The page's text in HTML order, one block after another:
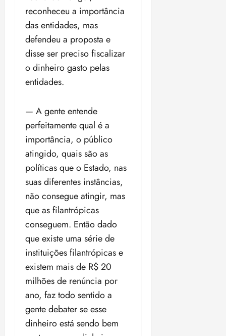
reconheceu a importância
das entidades, mas
defendeu a proposta e
disse ser preciso fiscalizar
o dinheiro gasto pelas
entidades.
— A gente entende
perfeitamente qual é a
importância, o público
atingido, quais são as
políticas que o Estado, nas
suas diferentes instâncias,
não consegue atingir, mas
que as filantrópicas
conseguem. Então dado
que existe uma série de
instituições filantrópicas e
existem mais de R$ 20
milhões de renúncia por
ano, faz todo sentido a
gente debater se esse
dinheiro está sendo bem